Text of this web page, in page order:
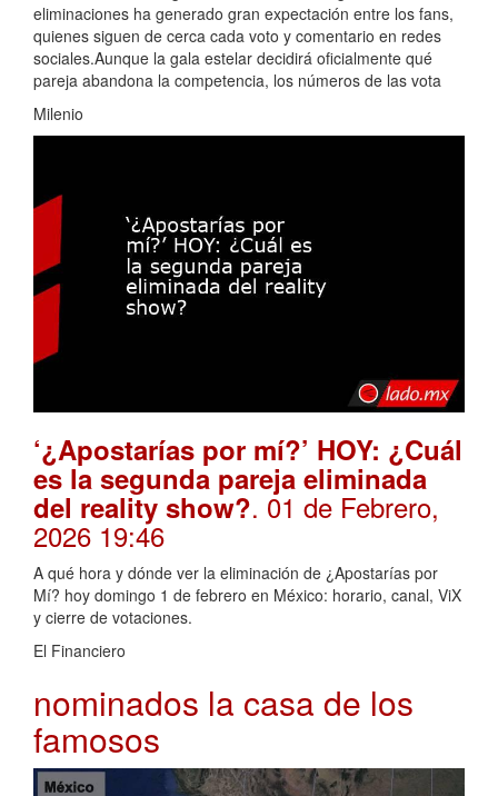
eliminaciones ha generado gran expectación entre los fans,
quienes siguen de cerca cada voto y comentario en redes
sociales.Aunque la gala estelar decidirá oficialmente qué
pareja abandona la competencia, los números de las vota
Milenio
‘¿Apostarías por mí?’ HOY: ¿Cuál
es la segunda pareja eliminada
del reality show?. 01 de Febrero,
2026 19:46
A qué hora y dónde ver la eliminación de ¿Apostarías por
Mí? hoy domingo 1 de febrero en México: horario, canal, ViX
y cierre de votaciones.
El Financiero
nominados la casa de los
famosos